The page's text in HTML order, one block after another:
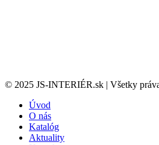
© 2025 JS-INTERIÉR.sk | Všetky
Úvod
O nás
Katalóg
Aktuality